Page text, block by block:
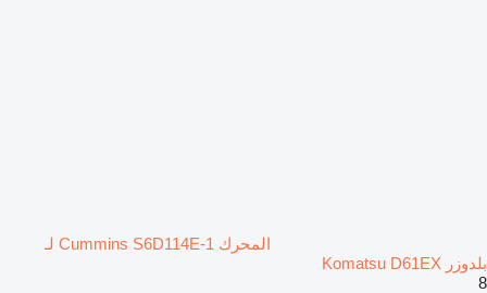
المحرك Cummins S6D114E-1 لـ
بلدوزر Komatsu D61EX
8